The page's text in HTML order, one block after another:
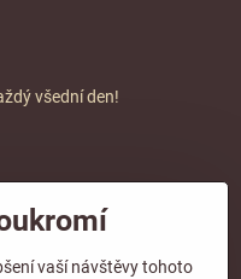
všední den!
vaší návštěvy tohoto